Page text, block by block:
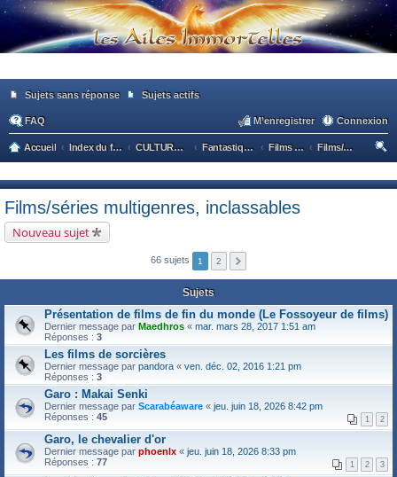
Sujets sans réponse Sujets actifs
FAQ Connexion
M’enregistrer
Accueil Index du forum CULTURE POPULAIRE / CULTURE GENERALE Fantastique - Epouvante Films et Séries classées par thèmes
Films/séries multigenres, inclassables
he
Films/séries multigenres, inclassables
Nouveau sujet
66 sujets 1 2
Sujets
Présentation de films de fin du monde (Le Fossoyeur de films)
Dernier message par Maedhros « mar. mars 28, 2017 1:51 am
Réponses : 3
Les films de sorcières
Dernier message par pandora « ven. déc. 02, 2016 1:21 pm
Réponses : 3
Garo : Makai Senki
Dernier message par Scarabéaware « jeu. juin 18, 2026 8:42 pm
Réponses : 45 1 2
Garo, le chevalier d'or
Dernier message par phoenlx « jeu. juin 18, 2026 8:33 pm
Réponses : 77 1 2 3